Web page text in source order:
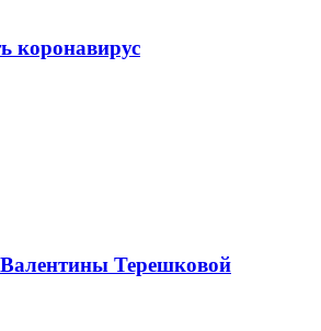
коронавирус
Терешковой